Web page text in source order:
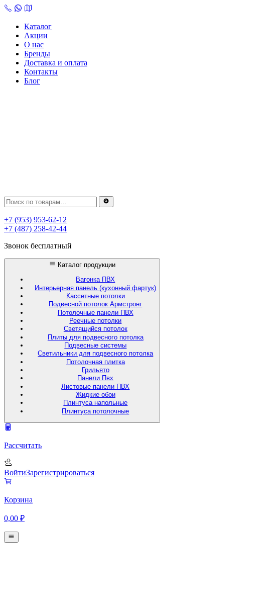
Skip
contentКаталог
Акции
О нас
Бренды
Доставка и оплата
Контакты
Блог
+7 (953) 953-62-12
+7 (487) 258-42-44
Звонок бесплатный
Каталог продукции
Вагонка ПВХ
Интерьерная панель (кухонный фартук)
Кассетные потолки
Подвесной потолок Армстронг
Потолочные панели ПВХ
Реечные потолки
Светящийся потолок
Плиты для подвесного потолка
Подвесные системы
Светильники для подвесного потолка
Потолочная плитка
Грильято
Панели Пвх
Листовые панели ПВХ
Жидкие обои
Плинтуса напольные
Плинтуса потолочные
Рассчитать
ВойтиЗарегистрироваться
Корзина
0,00 ₽